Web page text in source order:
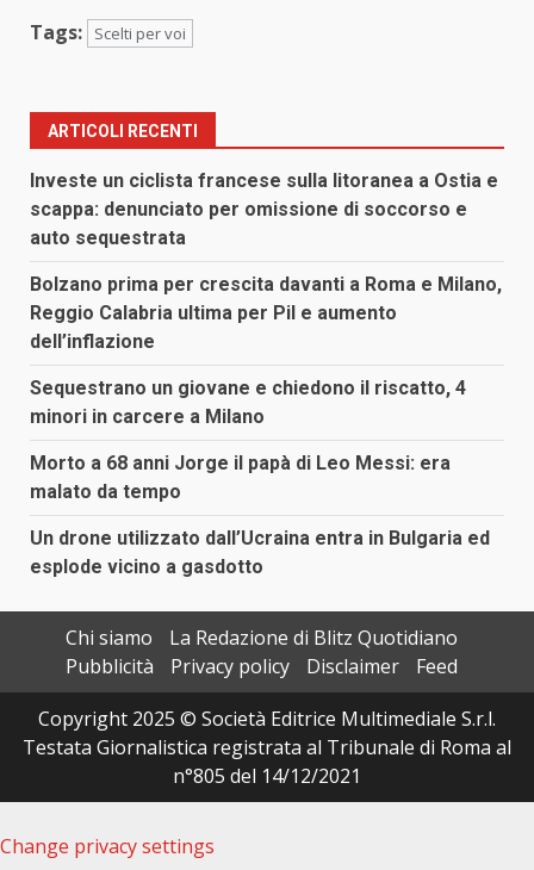
Tags: Scelti per voi
ARTICOLI RECENTI
Investe un ciclista francese sulla litoranea a Ostia e
scappa: denunciato per omissione di soccorso e
auto sequestrata
Bolzano prima per crescita davanti a Roma e Milano,
Reggio Calabria ultima per Pil e aumento
dell’inflazione
Sequestrano un giovane e chiedono il riscatto, 4
minori in carcere a Milano
Morto a 68 anni Jorge il papà di Leo Messi: era
malato da tempo
Un drone utilizzato dall’Ucraina entra in Bulgaria ed
esplode vicino a gasdotto
Chi siamo
La Redazione di Blitz Quotidiano
Pubblicità
Privacy policy Disclaimer
Feed
Copyright 2025 © Società Editrice Multimediale S.r.l.
Testata Giornalistica registrata al Tribunale di Roma al
n°805 del 14/12/2021
Change privacy settings